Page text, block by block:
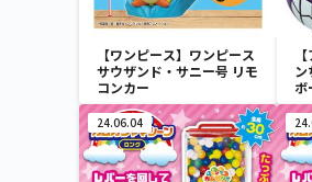
【ワンピース】ワンピース
サウザンド・サニー号 リモ
コンカー
ン
ボ
24.06.04